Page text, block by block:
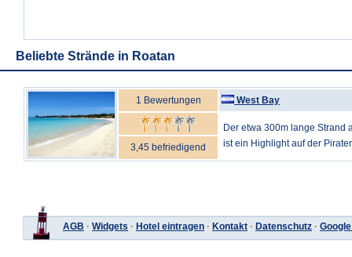
Beliebte Strände in Roatan
1 Bewertungen West Bay
Der etwa 300m lange Strand
ist ein Highlight auf der
3,45 befriedigend
AGB · Widgets · Hotel eintragen · Kontakt · Datenschutz ·